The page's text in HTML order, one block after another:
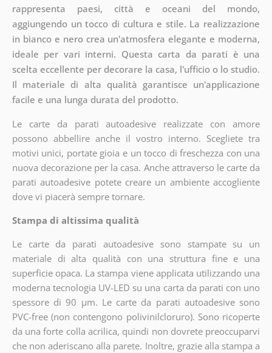
rappresenta paesi, città e oceani del mondo,
aggiungendo un tocco di cultura e stile. La realizzazione
in bianco e nero crea un'atmosfera elegante e moderna,
ideale per vari interni. Questa carta da parati è una
scelta eccellente per decorare la casa, l'ufficio o lo studio.
Il materiale di alta qualità garantisce un'applicazione
facile e una lunga durata del prodotto.
Le carte da parati autoadesive realizzate con amore
possono abbellire anche il vostro interno. Scegliete tra
motivi unici, portate gioia e un tocco di freschezza con una
nuova decorazione per la casa. Anche attraverso le carte da
parati autoadesive potete creare un ambiente accogliente
dove vi piacerà sempre tornare.
Stampa di altissima qualità
Le carte da parati autoadesive sono stampate su un
materiale di alta qualità con una struttura fine e una
superficie opaca. La stampa viene applicata utilizzando una
moderna tecnologia UV-LED su una carta da parati con uno
spessore di 90 µm. Le carte da parati autoadesive sono
PVC-free (non contengono polivinilcloruro). Sono ricoperte
da una forte colla acrilica, quindi non dovrete preoccuparvi
che non aderiscano alla parete. Inoltre, grazie alla stampa a